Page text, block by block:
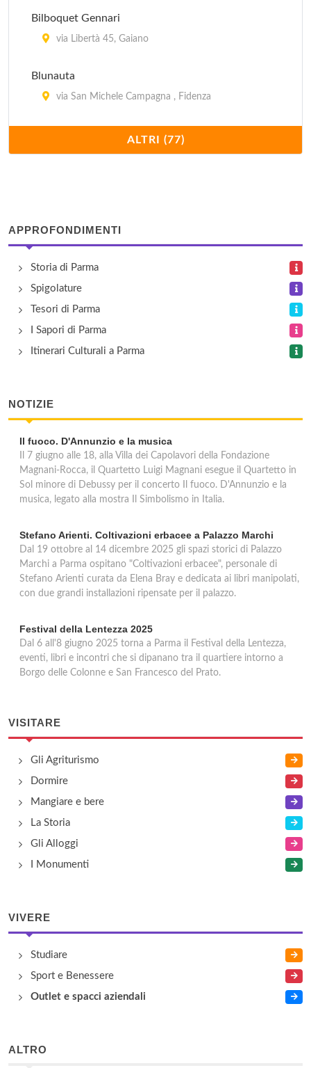
Bilboquet Gennari
via Libertà 45, Gaiano
Blunauta
via San Michele Campagna , Fidenza
via San Michele Campagna , Fidenza
Bose
via San Michele Campagna , Fidenza
Brugnoli
località Vischeto 131, Bardi
Calvin Klein Underwear
via San Michele Campagna , Fidenza
ALTRI (77)
APPROFONDIMENTI
Storia di Parma
Spigolature
Tesori di Parma
I Sapori di Parma
Itinerari Culturali a Parma
NOTIZIE
Il fuoco. D'Annunzio e la musica
Il 7 giugno alle 18, alla Villa dei Capolavori della Fondazione
Magnani-Rocca, il Quartetto Luigi Magnani esegue il Quartetto in
Sol minore di Debussy per il concerto Il fuoco. D'Annunzio e la
musica, legato alla mostra Il Simbolismo in Italia.
Stefano Arienti. Coltivazioni erbacee a Palazzo Marchi
Dal 19 ottobre al 14 dicembre 2025 gli spazi storici di Palazzo
Marchi a Parma ospitano "Coltivazioni erbacee", personale di
Stefano Arienti curata da Elena Bray e dedicata ai libri manipolati,
con due grandi installazioni ripensate per il palazzo.
Festival della Lentezza 2025
Dal 6 all'8 giugno 2025 torna a Parma il Festival della Lentezza,
eventi, libri e incontri che si dipanano tra il quartiere intorno a
Borgo delle Colonne e San Francesco del Prato.
VISITARE
Gli Agriturismo
Dormire
Mangiare e bere
La Storia
Gli Alloggi
I Monumenti
VIVERE
Studiare
Sport e Benessere
Outlet e spacci aziendali
ALTRO